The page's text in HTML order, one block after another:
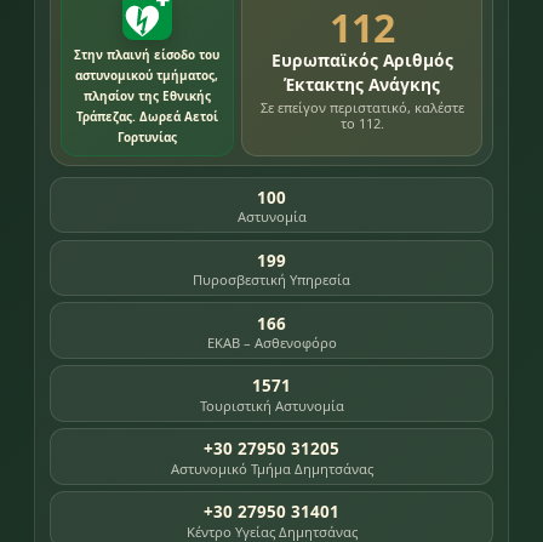
Στην πλαινή είσοδο του
αστυνομικού τμήματος,
πλησίον της Εθνικής
Τράπεζας. Δωρεά Αετοί
Γορτυνίας
112
Ευρωπαϊκός Αριθμός
Έκτακτης Ανάγκης
Σε επείγον περιστατικό, καλέστε
το 112.
100
Αστυνομία
199
Πυροσβεστική Υπηρεσία
166
ΕΚΑΒ – Ασθενοφόρο
1571
Τουριστική Αστυνομία
+30 27950 31205
Αστυνομικό Τμήμα Δημητσάνας
+30 27950 31401
Κέντρο Υγείας Δημητσάνας